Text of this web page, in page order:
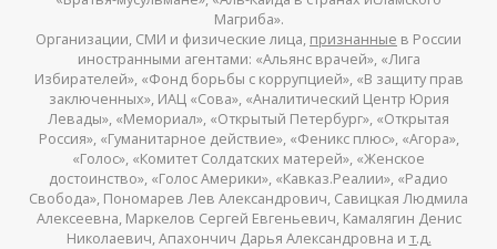
Магриба».
Организации, СМИ и физические лица, признанные в России
иностранными агентами: «Альянс врачей», «Лига
Избирателей», «Фонд борьбы с коррупцией», «В защиту прав
заключенных», ИАЦ «Сова», «Аналитический Центр Юрия
Левады», «Мемориал», «Открытый Петербург», «Открытая
Россия», «Гуманитарное действие», «Феникс плюс», «Агора»,
«Голос», «Комитет Солдатских матерей», «Женское
достоинство», «Голос Америки», «Кавказ.Реалии», «Радио
Свобода», Пономарев Лев Александрович, Савицкая Людмила
Алексеевна, Маркелов Сергей Евгеньевич, Камалягин Денис
Николаевич, Апахончич Дарья Александровна и т.д.